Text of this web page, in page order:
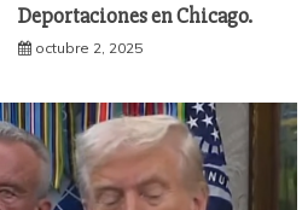
Deportaciones en Chicago.
octubre 2, 2025